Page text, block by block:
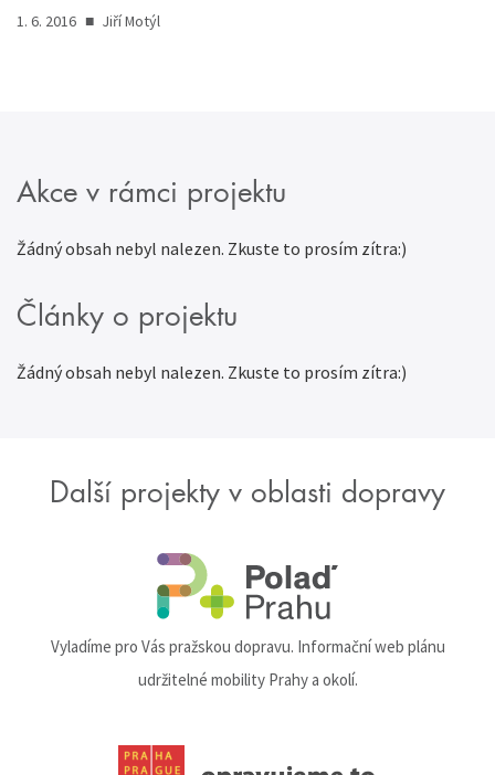
1. 6. 2016 ■ Jiří Motýl
Akce v rámci projektu
Žádný obsah nebyl nalezen. Zkuste to prosím zítra:)
Články o projektu
Žádný obsah nebyl nalezen. Zkuste to prosím zítra:)
Další projekty v oblasti dopravy
Vyladíme pro Vás pražskou dopravu. Informační web plánu
udržitelné mobility Prahy a okolí.